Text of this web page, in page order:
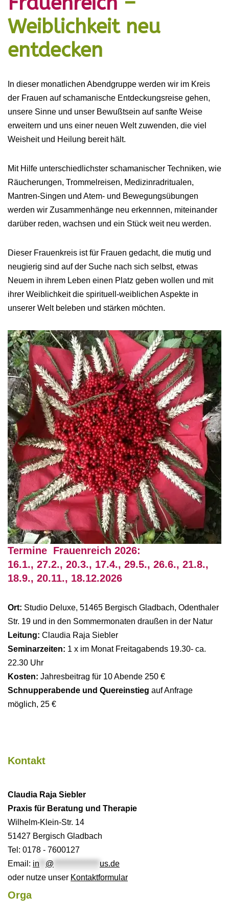
Weiblichkeit neu
entdecken
In dieser monatlichen Abendgruppe werden wir im Kreis
der Frauen auf schamanische Entdeckungsreise gehen,
unsere Sinne und unser Bewußtsein auf sanfte Weise
erweitern und uns einer neuen Welt zuwenden, die viel
Weisheit und Heilung bereit hält.
Mit Hilfe unterschiedlichster schamanischer Techniken, wie
Räucherungen, Trommelreisen, Medizinradritualen,
Mantren-Singen und Atem- und Bewegungsübungen
werden wir Zusammenhänge neu erkennnen, miteinander
darüber reden, wachsen und ein Stück weit neu werden.
Dieser Frauenkreis ist für Frauen gedacht, die mutig und
neugierig sind auf der Suche nach sich selbst, etwas
Neuem in ihrem Leben einen Platz geben wollen und mit
ihrer Weiblichkeit die spirituell-weiblichen Aspekte in
unserer Welt beleben und stärken möchten.
Termine Frauenreich 2026:
16.1., 27.2., 20.3., 17.4., 29.5., 26.6., 21.8.,
18.9., 20.11., 18.12.2026
Ort: Studio Deluxe, 51465 Bergisch Gladbach, Odenthaler
Str. 19 und in den Sommermonaten draußen in der Natur
Leitung: Claudia Raja Siebler
Seminarzeiten: 1 x im Monat Freitagabends 19.30- ca.
22.30 Uhr
Kosten: Jahresbeitrag für 10 Abende 250 €
Schnupperabende und Quereinstieg auf Anfrage
möglich, 25 €
Kontakt
Claudia Raja Siebler
Praxis für Beratung und Therapie
Wilhelm-Klein-Str. 14
51427 Bergisch Gladbach
Tel: 0178 - 7600127
Email: in @
us.de
oder nutze unser Kontaktformular
Orga